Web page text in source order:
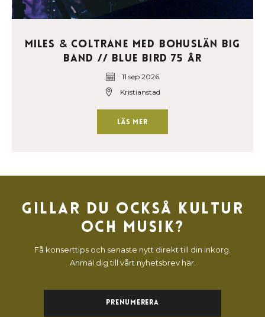
Miles & Coltrane med Bohuslän Big
Band // Blue Bird 75 år
11 sep 2026
Kristianstad
Läs mer
Gillar du också kultur
och musik?
Få konserttips och senaste nytt direkt till din inkorg.
Anmäl dig till vårt nyhetsbrev här.
Prenumerera